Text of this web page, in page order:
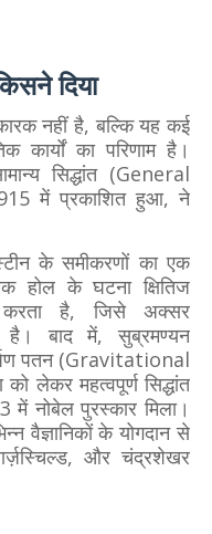
दिया
नहीं है, बल्कि यह कई
कार्यों का परिणाम है।
सिद्धांत (General
में प्रकाशित हुआ, ने
के समीकरणों का एक
होल के घटना क्षितिज
है, जिसे अक्सर
है। बाद में, सुब्रमण्यन
पतन (Gravitational
लेकर महत्वपूर्ण सिद्धांत
नोबेल पुरस्कार मिला।
वैज्ञानिकों के योगदान से
और चंद्रशेखर